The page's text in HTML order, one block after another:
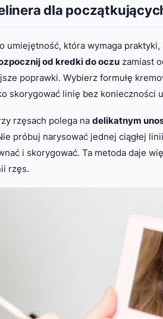
dla
która wymaga
od kredki do oczu zamiast
poprawki. Wybierz formułę
skorygować linię bez konieczności
rzęsach polega na delikatnym
próbuj narysować jednej ciągłej
i skorygować. Ta metoda daje
rzęs.